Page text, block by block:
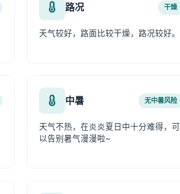
路况 干燥
天气较好，路面比较干燥，路况较好。
中暑 无中暑风险
天气不热，在炎炎夏日中十分难得，可
以告别暑气漫漫啦~